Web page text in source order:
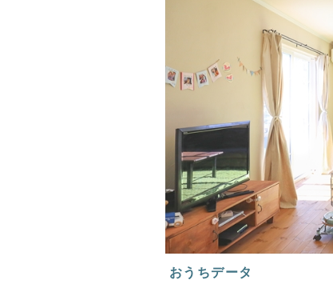
おうちデータ